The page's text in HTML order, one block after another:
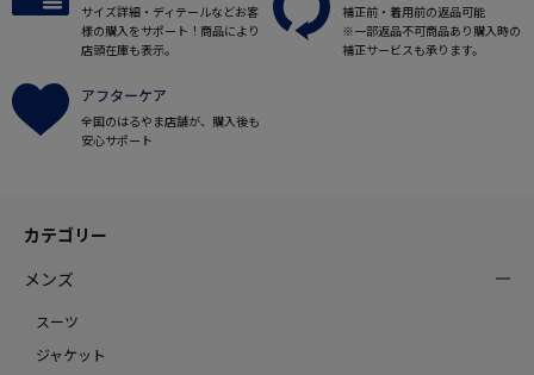
サイズ詳細・ディテールなどお客
様の購入をサポート！商品により
店頭在庫も表示。
補正前・着用前の返品可能
※一部返品不可商品あり購入時の
補正サービスも承ります。
アフターケア
全国のはるやま店舗が、購入後も
安心サポート
カテゴリー
メンズ
スーツ
ジャケット